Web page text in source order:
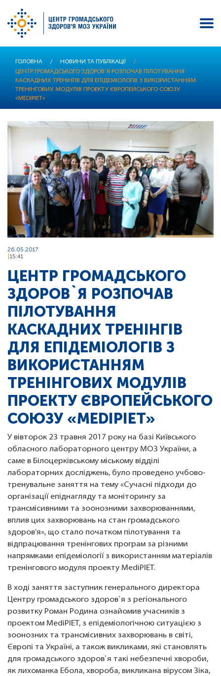
основного
вмісту
ГОЛОВНА / НОВИНИ ТА ПУБЛІКАЦІЇ
/
ЦЕНТР ГРОМАДСЬКОГО ЗДОРОВ`Я РОЗПОЧАВ ПІЛОТУВАННЯ
КАСКАДНИХ ТРЕНІНГІВ ДЛЯ ЕПІДЕМІОЛОГІВ З ВИКОРИСТАННЯМ
ТРЕНІНГОВИХ МОДУЛІВ ПРОЕКТУ ЄВРОПЕЙСЬКОГО СОЮЗУ
«MEDIPIET»
26.05.2017
15:41
ЦЕНТР ГРОМАДСЬКОГО
ЗДОРОВ`Я РОЗПОЧАВ
ПІЛОТУВАННЯ
КАСКАДНИХ ТРЕНІНГІВ
ДЛЯ ЕПІДЕМІОЛОГІВ З
ВИКОРИСТАННЯМ
ТРЕНІНГОВИХ МОДУЛІВ
ПРОЕКТУ ЄВРОПЕЙСЬКОГО
СОЮЗУ «MEDIPIET»
У вівторок 23 травня 2017 року на базі Київського
обласного лабораторного центру МОЗ України, а
саме в Білоцерківському міському відділі
лабораторних досліджень, було проведено учбово-
тренувальне заняття на тему «Сучасні підходи до
організації епіднагляду та моніторингу за
трансмісивними та зоонозними захворюваннями,
вплив цих захворювань на стан громадського
здоров'я», що стало початком пілотування та
відпрацювання тренінгових програм за різними
напрямками епідеміології з використанням матеріалів
тренінгового модуля проекту MediPIET.
В ході заняття заступник генерального директора
Центру громадського здоров`я з регіонального
розвитку Роман Родина ознайомив учасників з
проектом MediPIET, з епідеміологічною ситуацією з
зоонозних та трансмісивних захворювань в світі,
Європі та Україні, а також викликами, які становлять
для громадського здоров`я такі небезпечні хвороби,
як лихоманка Ебола, хвороба, викликана вірусом Зіка,